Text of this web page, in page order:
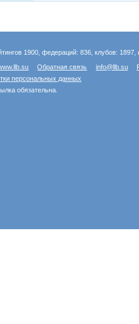
1900, федераций: 836, клубов:
Обратная связь info@llb.su
персональных данных
обязательна.